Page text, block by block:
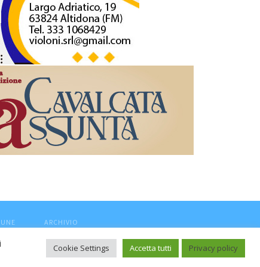
ARCHIVIO
Trib.Fermo n.04/2010 del 05/08/2010
Cookie Settings Accetta tutti Privacy policy